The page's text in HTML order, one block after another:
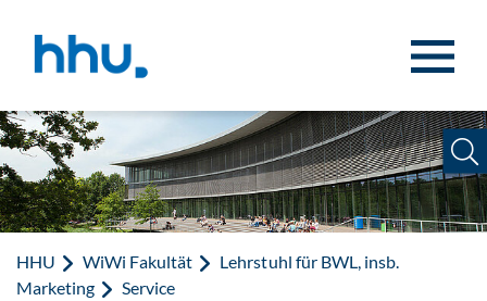
HHU WiWi Fakultät
Lehrstuhl für BWL, insb.
Marketing
Service